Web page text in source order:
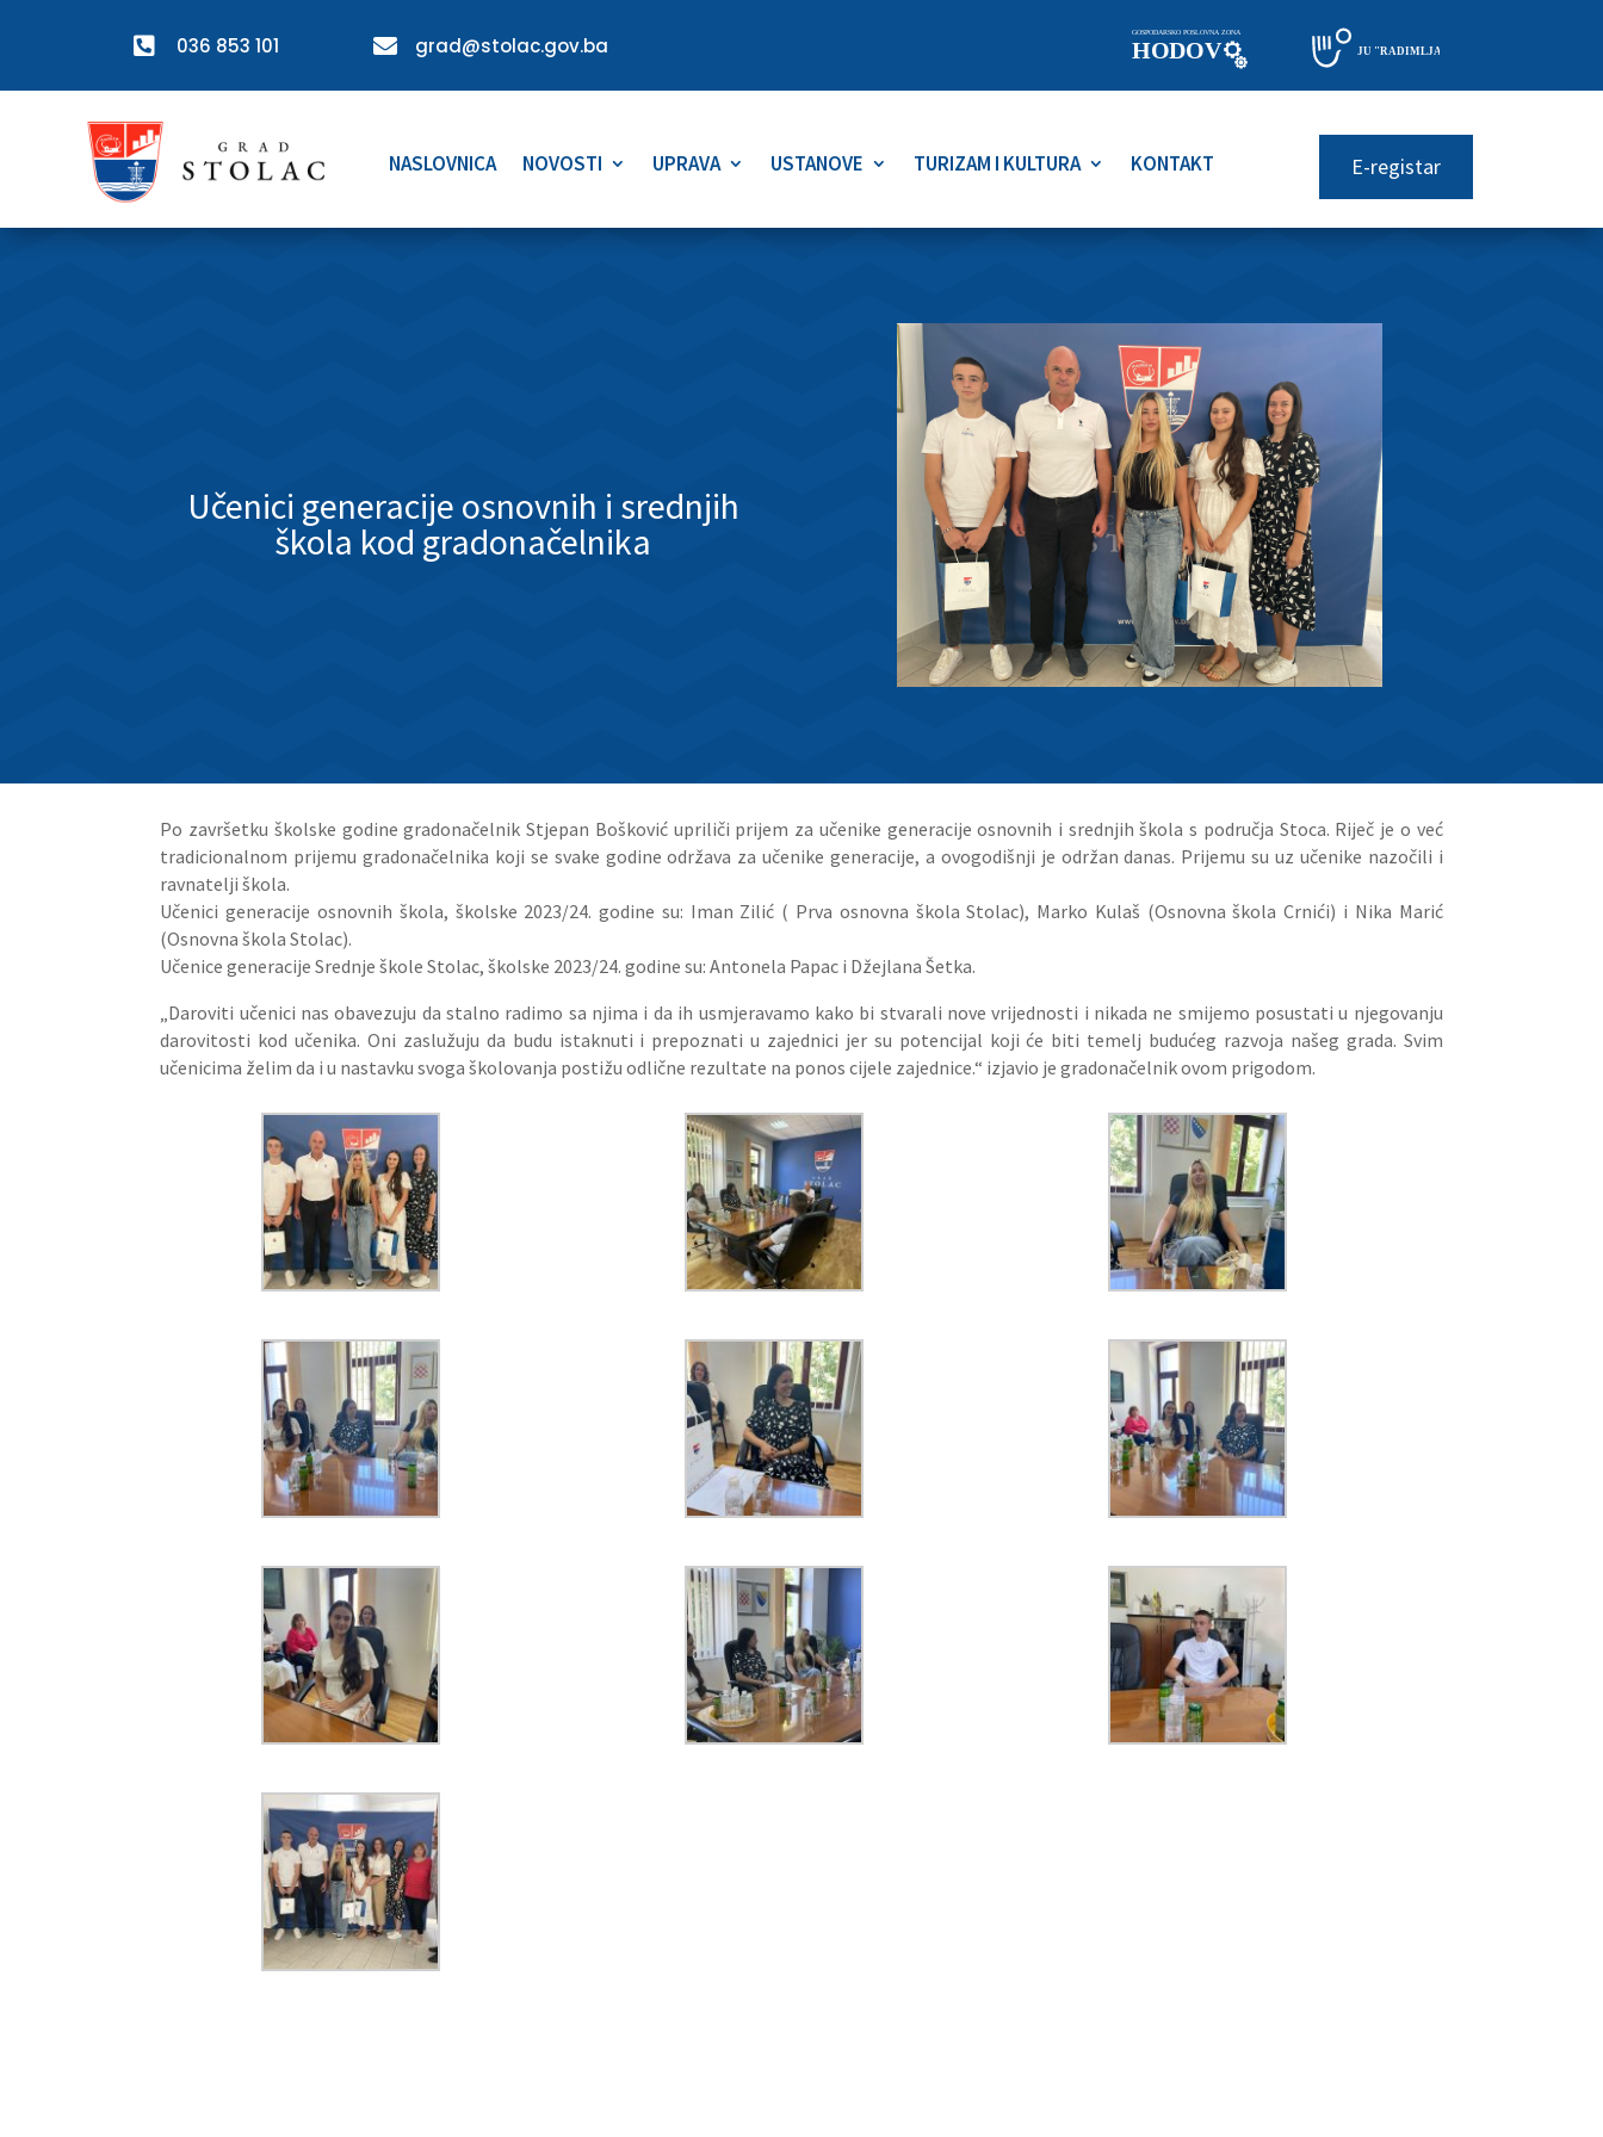
 036 853 101  grad@stolac.gov.ba
NASLOVNICA NOVOSTI UPRAVA USTANOVE TURIZAM I KULTURA KONTAKT E-registar
Učenici generacije osnovnih i srednjih
škola kod gradonačelnika
Po završetku školske godine gradonačelnik Stjepan Bošković upriliči prijem za učenike generacije osnovnih i srednjih škola s područja Stoca. Riječ je o već
tradicionalnom prijemu gradonačelnika koji se svake godine održava za učenike generacije, a ovogodišnji je održan danas. Prijemu su uz učenike nazočili i
ravnatelji škola.
Učenici generacije osnovnih škola, školske 2023/24. godine su: Iman Zilić ( Prva osnovna škola Stolac), Marko Kulaš (Osnovna škola Crnići) i Nika Marić
(Osnovna škola Stolac).
Učenice generacije Srednje škole Stolac, školske 2023/24. godine su: Antonela Papac i Džejlana Šetka.
„Daroviti učenici nas obavezuju da stalno radimo sa njima i da ih usmjeravamo kako bi stvarali nove vrijednosti i nikada ne smijemo posustati u njegovanju
darovitosti kod učenika. Oni zaslužuju da budu istaknuti i prepoznati u zajednici jer su potencijal koji će biti temelj budućeg razvoja našeg grada. Svim
učenicima želim da i u nastavku svoga školovanja postižu odlične rezultate na ponos cijele zajednice.“ izjavio je gradonačelnik ovom prigodom.